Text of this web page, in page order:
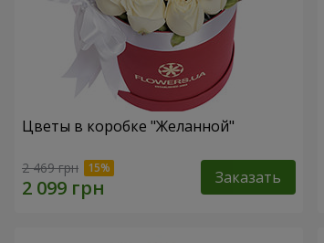
Цветы в коробке "Желанной"
2 469 грн Заказать